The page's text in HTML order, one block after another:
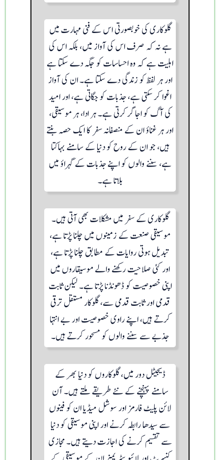
گلوکاری کی خوبصورتی اس کے فنی مہارت میں
ہے نہ کہ صرف اس کی آواز میں، بلکہ اس کی
اہلیت ہے کہ وہ احساسات کو جگہ دے سکتا ہے
اور ہر لفظ کو زندگی دے سکتا ہے۔ ان کی آواز
اغوا کر سکتی ہے، جذبات کو جگاتی ہے، اور امید
کی آگ کو اجاگر کرتی ہے۔ ہر ادا، ہر موسیقی،
اور ہر غناؤ ان کے منصفانہ سفر کا ایک حصہ بنتے
ہیں، جو ان کے روح کو دنیا کے سامنے بہاکتا
ہے، سننے والوں کو اپنے جذبات کے گہراؤ میں
بلاتا ہے۔
گلوکاری کے سفر میں مشکلات بھی آتی ہیں۔
موسیقی صنعت کے زمینوں میں چلنا پڑتا ہے،
تبدیل ہوتی روایات کے مطابق چلنا پڑتا ہے،
اور کئی صلاحیت رکھنے والے موسیقاروں میں
اپنی خصوصیت کو ڈھونڈنا پڑتا ہے۔ لیکن ثابت
قدمی اور ثابت قدمی سے، گلوکار مستقل ترقی
کرتے ہیں، اپنے راوی خصوصیت اور بے انتہا
جذبے سے سننے والوں کو مسحور کرتے ہیں۔
ڈیجیٹل دور میں، گلوکاروں کو دنیا بھر کے
سامنے پہنچنے کے نئے طریقے ملتے ہیں۔ آن
لائن پلیٹ فارمز اور سوشل میڈیا ان کو فینوں
سے سیدھا رابطہ کرنے اور اپنی موسیقی کو دنیا
سے تقسیم کرنے کی اجازت دیتے ہیں۔ مجازی